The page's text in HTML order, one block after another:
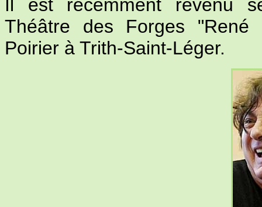
Il est récemment revenu
Théâtre des Forges
Poirier à Trith-Saint-Léger.